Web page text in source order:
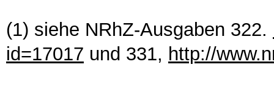
(1) siehe NRhZ-Ausgaben 322.
id=17017 und 331, http://